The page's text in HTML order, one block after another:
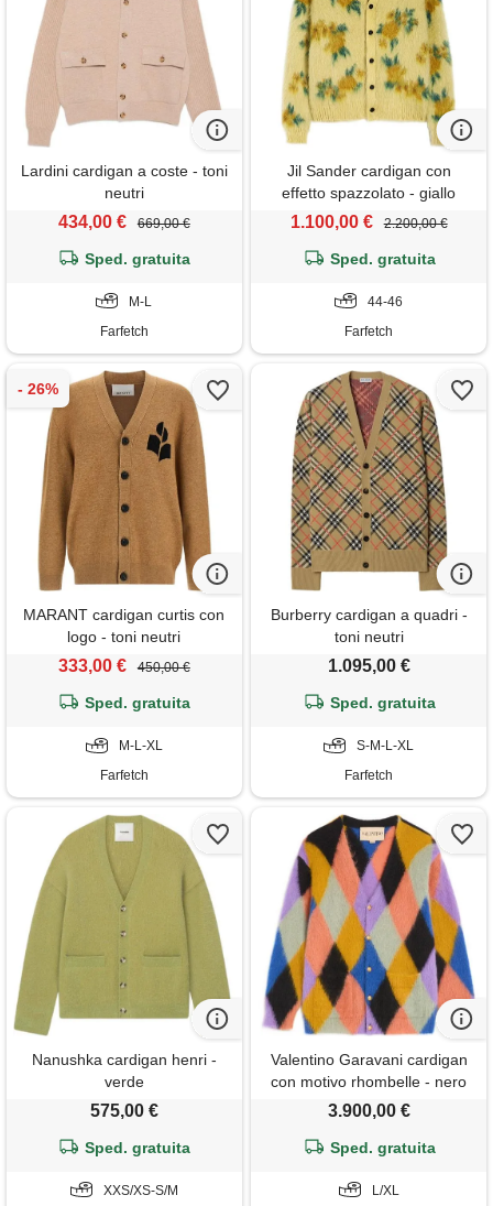
Lardini cardigan a coste - toni
neutri
434,00 € 669,00 €
Sped. gratuita
M-L
Farfetch
Jil Sander cardigan con
effetto spazzolato - giallo
1.100,00 € 2.200,00 €
Sped. gratuita
44-46
Farfetch
MARANT cardigan curtis con
logo - toni neutri
333,00 € 450,00 €
Sped. gratuita
M-L-XL
Farfetch
Burberry cardigan a quadri -
toni neutri
1.095,00 €
Sped. gratuita
S-M-L-XL
Farfetch
Nanushka cardigan henri -
verde
575,00 €
Sped. gratuita
XXS/XS-S/M
Valentino Garavani cardigan
con motivo rhombelle - nero
3.900,00 €
Sped. gratuita
L/XL